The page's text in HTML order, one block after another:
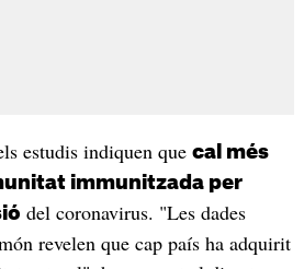
estudis indiquen que cal més
immunitzada per
del coronavirus. "Les dades
revelen que cap país ha adquirit